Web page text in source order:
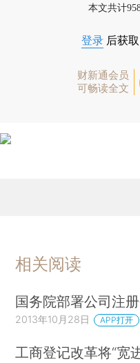
本文共计
登录 后获
财新通会员
可畅读全文
相关阅读
国务院部署公司注
2013年10月28日 APP打开
工商登记改革将“宽